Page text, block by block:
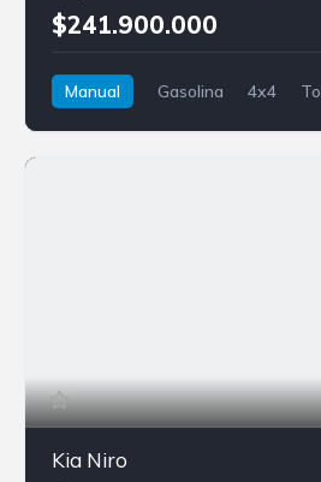
$241.900.000
Manual Gasolina 4x4
Kia Niro